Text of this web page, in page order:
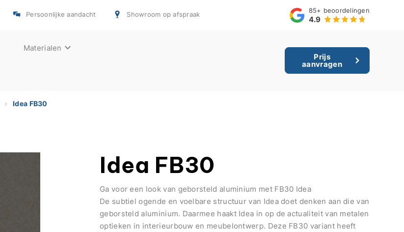
Persoonlijke aandacht Showroom op afspraak 85+ beoordelingen
4.9
Materialen
Prijs
aanvragen
Idea FB30
Idea FB30
Ga voor een look van geborsteld aluminium met FB30 Idea
De subtiel ogende en voelbare structuur van Idea doet denken aan die van
geborsteld aluminium. Daarmee haakt Idea in op de actualiteit van metalen
optieken in interieurbouw en meubelontwerp. Deze FB30 variant heeft